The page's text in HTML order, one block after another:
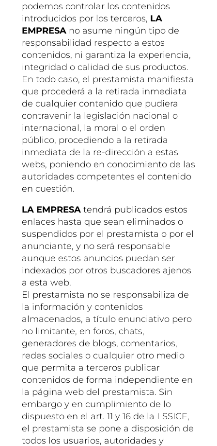
podemos controlar los contenidos
introducidos por los terceros, LA
EMPRESAno asume ningún tipo de
responsabilidad respecto a estos
contenidos, ni garantiza la experiencia,
integridad o calidad de sus productos.
En todo caso, el prestamista manifiesta
que procederá a la retirada inmediata
de cualquier contenido que pudiera
contravenir la legislación nacional o
internacional, la moral o el orden
público, procediendo a la retirada
inmediata de la re-dirección a estas
webs, poniendo en conocimiento de las
autoridades competentes el contenido
en cuestión.
LA EMPRESA tendrá publicados estos
enlaces hasta que sean eliminados o
suspendidos por el prestamista o por el
anunciante, y no será responsable
aunque estos anuncios puedan ser
indexados por otros buscadores ajenos
a esta web.
El prestamista no se responsabiliza de
la información y contenidos
almacenados, a título enunciativo pero
no limitante, en foros, chats,
generadores de blogs, comentarios,
redes sociales o cualquier otro medio
que permita a terceros publicar
contenidos de forma independiente en
la página web del prestamista. Sin
embargo y en cumplimiento de lo
dispuesto en el art. 11 y 16 de la LSSICE,
el prestamista se pone a disposición de
todos los usuarios, autoridades y